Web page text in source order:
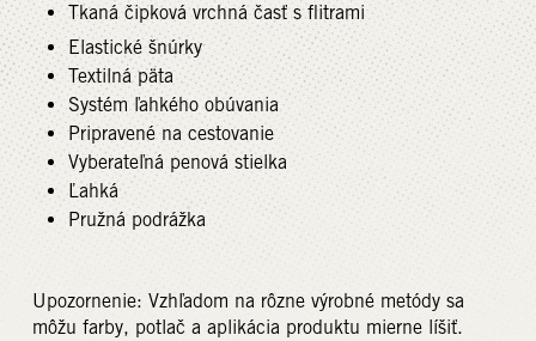
Tkaná čipková vrchná časť s flitrami
Elastické šnúrky
Textilná päta
Systém ľahkého obúvania
Pripravené na cestovanie
Vyberateľná penová stielka
Ľahká
Pružná podrážka
Upozornenie: Vzhľadom na rôzne výrobné metódy sa
môžu farby, potlač a aplikácia produktu mierne líšiť.